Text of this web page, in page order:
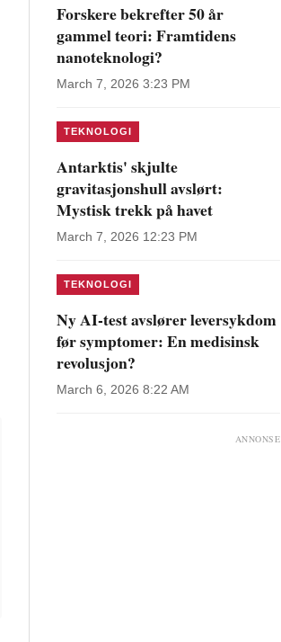
Forskere bekrefter 50 år
gammel teori: Framtidens
nanoteknologi?
March 7, 2026 3:23 PM
TEKNOLOGI
Antarktis' skjulte
gravitasjonshull avslørt:
Mystisk trekk på havet
March 7, 2026 12:23 PM
TEKNOLOGI
Ny AI-test avslører leversykdom
før symptomer: En medisinsk
revolusjon?
March 6, 2026 8:22 AM
ANNONSE